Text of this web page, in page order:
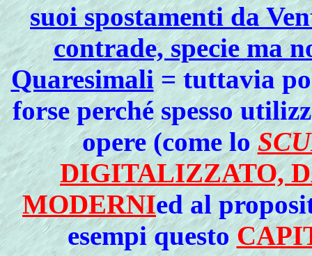
suoi spostamenti da
contrade, specie ma
Quaresimali= tuttavia
forse perché spesso
opere (come lo
DIGITALIZZATO,
MODERNIed al
esempi questo